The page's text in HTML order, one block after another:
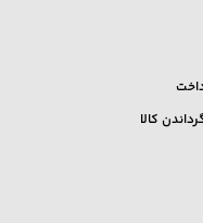
کالا